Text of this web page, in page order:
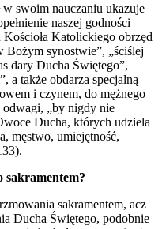
swoim nauczaniu ukazuje
naszej godności
Katolickiego obrzęd
Bożym synostwie”, „ściślej
dary Ducha Świętego”,
a także obdarza specjalną
i czynem, do mężnego
odwagi, „by nigdy nie
Ducha, których udziela
męstwo, umiejętność,
sakramentem?
sakramentem, acz
Ducha Świętego, podobnie